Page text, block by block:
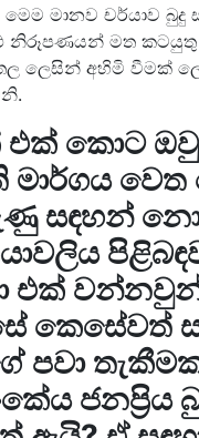
මානව චර්යාව බුදු
නිරූපණයන් මත
ලෙසින් අහිමි වීමක්
එක් කොට
මාර්ගය
සඳහන්
එක් වන්නවුන්
කෙසේවත්
පවා
ජනප්‍රිය